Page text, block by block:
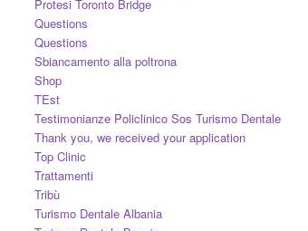
Protesi Toronto Bridge
Questions
Questions
Sbiancamento alla poltrona
Shop
TEst
Testimonianze Policlinico Sos Turismo Dentale
Thank you, we received your application
Top Clinic
Trattamenti
Tribù
Turismo Dentale Albania